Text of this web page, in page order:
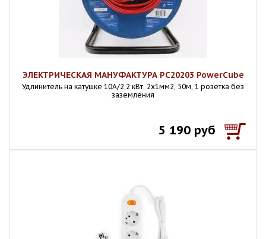
ЭЛЕКТРИЧЕСКАЯ МАНУФАКТУРА PC20203 PowerCube
Удлинитель на катушке 10А/2,2 кВт, 2х1мм2, 50м, 1 розетка без
заземления
5 190 руб